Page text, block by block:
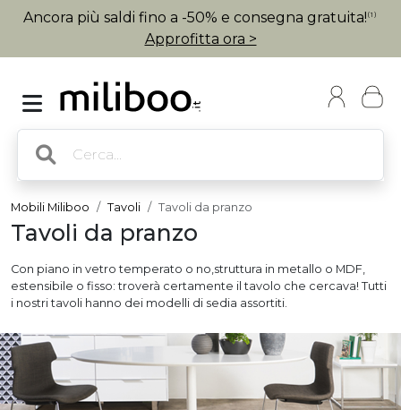
Ancora più saldi fino a -50% e consegna gratuita! (1)
Approfitta ora >
Mobili Miliboo Tavoli Tavoli da pranzo
Tavoli da pranzo
Con piano in vetro temperato o no,struttura in metallo o MDF,
estensibile o fisso: troverà certamente il tavolo che cercava! Tutti
i nostri tavoli hanno dei modelli di sedia assortiti.